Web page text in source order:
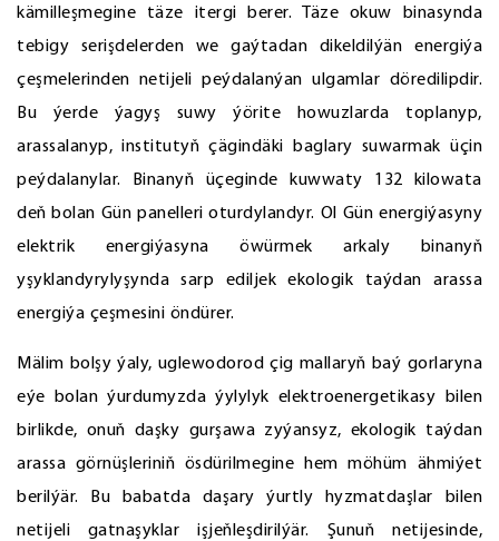
kämilleşmegine täze itergi berer. Täze okuw binasynda
tebigy serişdelerden we gaýtadan dikeldilýän energiýa
çeşmelerinden netijeli peýdalanýan ulgamlar döredilipdir.
Bu ýerde ýagyş suwy ýörite howuzlarda toplanyp,
arassalanyp, institutyň çägindäki baglary suwarmak üçin
peýdalanylar. Binanyň üçeginde kuwwaty 132 kilowata
deň bolan Gün panelleri oturdylandyr. Ol Gün energiýasyny
elektrik energiýasyna öwürmek arkaly binanyň
yşyklandyrylyşynda sarp ediljek ekologik taýdan arassa
energiýa çeşmesini öndürer.
Mälim bolşy ýaly, uglewodorod çig mallaryň baý gorlaryna
eýe bolan ýurdumyzda ýylylyk elektroenergetikasy bilen
birlikde, onuň daşky gurşawa zyýansyz, ekologik taýdan
arassa görnüşleriniň ösdürilmegine hem möhüm ähmiýet
berilýär. Bu babatda daşary ýurtly hyzmatdaşlar bilen
netijeli gatnaşyklar işjeňleşdirilýär. Şunuň netijesinde,